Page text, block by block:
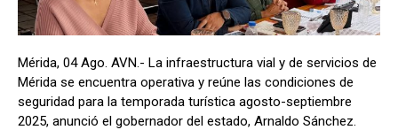
Mérida, 04 Ago. AVN.- La infraestructura vial y de servicios de
Mérida se encuentra operativa y reúne las condiciones de
seguridad para la temporada turística agosto-septiembre
2025, anunció el gobernador del estado, Arnaldo Sánchez.